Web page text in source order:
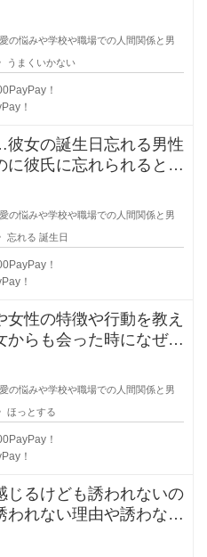
あり異性
の悩みや学校や職場での人間関係と男
うまくいかない
！
！
女の誕生日忘れる男性
に彼氏に忘れられると悲
。忘れて
の悩みや学校や職場での人間関係と男
忘れる 誕生日
！
！
性の特徴や行動を教え
からも会った時になぜだ
人ってい
の悩みや学校や職場での人間関係と男
ほっとする
！
！
じるけども誘われないの
われない理由や誘わない
性からは